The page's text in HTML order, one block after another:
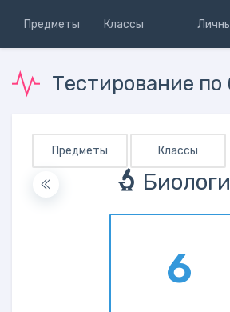
Предметы Классы
Тестирование по
Предметы Классы
6